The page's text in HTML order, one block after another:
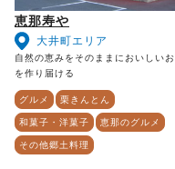
恵那寿や
大井町エリア
自然の恵みをそのままにおいしい
を作り届ける
グルメ 栗きんとん
和菓子・洋菓子 恵那のグルメ
その他郷土料理